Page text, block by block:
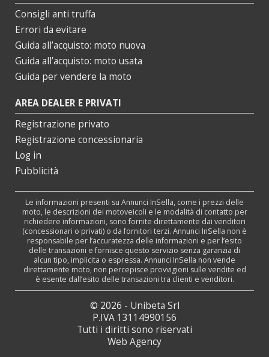
Consigli anti truffa
Errori da evitare
Guida all’acquisto: moto nuova
Guida all’acquisto: moto usata
Guida per vendere la moto
AREA DEALER E PRIVATI
Registrazione privato
Registrazione concessionaria
Log in
Pubblicità
Le informazioni presenti su Annunci InSella, come i prezzi delle
moto, le descrizioni dei motoveicoli e le modalità di contatto per
richiedere informazioni, sono fornite direttamente dai venditori
(concessionari o privati) o da fornitori terzi. Annunci InSella non è
responsabile per l’accuratezza delle informazioni e per l’esito
delle transazioni e fornisce questo servizio senza garanzia di
alcun tipo, implicita o espressa. Annunci InSella non vende
direttamente moto, non percepisce provvigioni sulle vendite ed
è esente dall’esito delle transazioni tra clienti e venditori.
© 2026 - Unibeta Srl
P.IVA 13114990156
Tutti i diritti sono riservati
Web Agency